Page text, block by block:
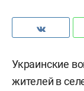
Украинские
жителей в